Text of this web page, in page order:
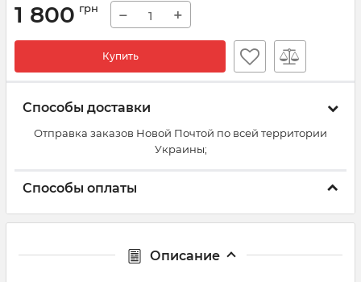
1 800 грн − +
Купить
Способы доставки
Отправка заказов Новой Почтой по всей территории
Украины;
Способы оплаты
Описание